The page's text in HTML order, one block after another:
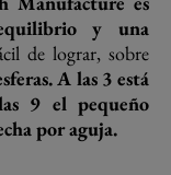
y una
de lograr, sobre
A las 3 está
9 el pequeño
por aguja.